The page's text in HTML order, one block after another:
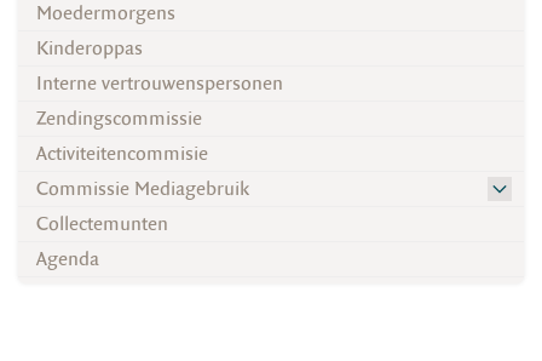
Moedermorgens
Kinderoppas
Interne vertrouwenspersonen
Zendingscommissie
Activiteitencommisie
Commissie Mediagebruik
Collectemunten
Agenda